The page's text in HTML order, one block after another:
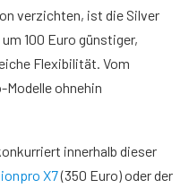
verzichten, ist die Silver
100 Euro günstiger,
Flexibilität. Vom
Modelle ohnehin
innerhalb dieser
X7(350 Euro) oder der